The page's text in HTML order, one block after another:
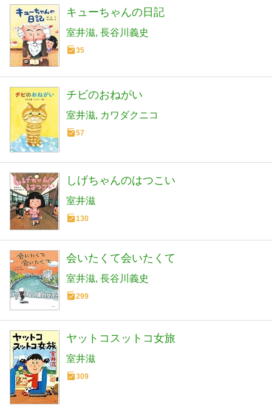
キューちゃんの日記
室井滋 長谷川義史
35
チビのおねがい
室井滋 カワダクニコ
57
しげちゃんのはつこい
室井滋
130
会いたくて会いたくて
室井滋 長谷川義史
299
ヤットコスットコ女旅
室井滋
309